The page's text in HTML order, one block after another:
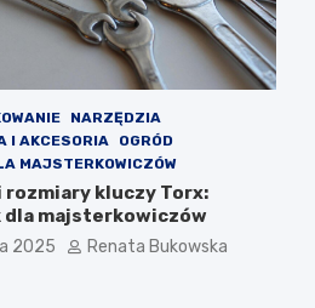
NARZĘDZIA
I AKCESORIA
OGRÓD
MAJSTERKOWICZÓW
rozmiary kluczy Torx:
dla majsterkowiczów
2025 Renata Bukowska